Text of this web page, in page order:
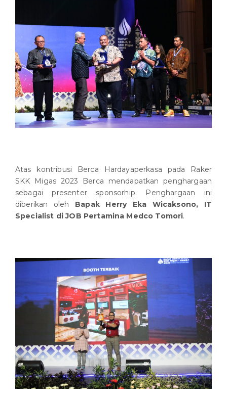
Atas kontribusi Berca Hardayaperkasa pada Raker
SKK Migas 2023 Berca mendapatkan penghargaan
sebagai presenter sponsorhip. Penghargaan ini
diberikan oleh Bapak
Herry Eka Wicaksono, IT
Specialist di JOB Pertamina Medco Tomori.